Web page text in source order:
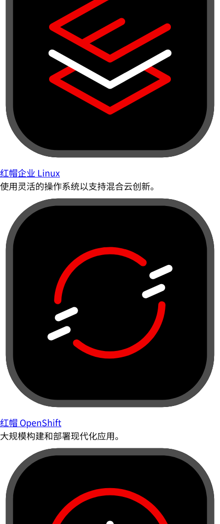
红帽企业 Linux
使用灵活的操作系统以支持混合云创新。
红帽 OpenShift
大规模构建和部署现代化应用。